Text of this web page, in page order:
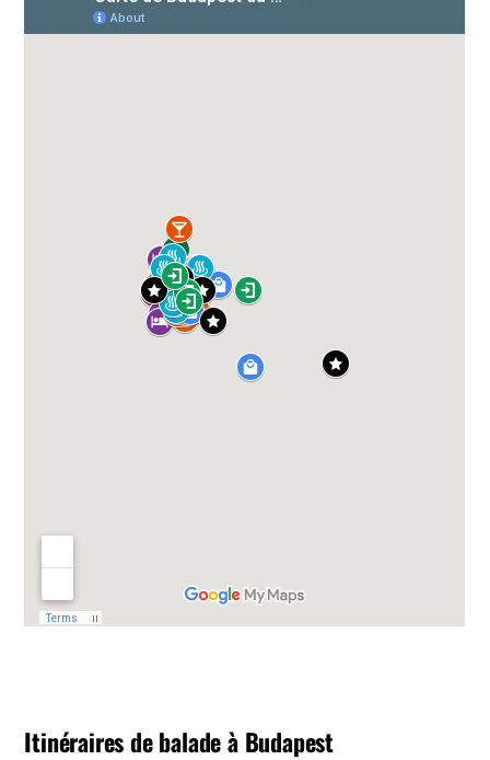
Itinéraires de balade à Budapest